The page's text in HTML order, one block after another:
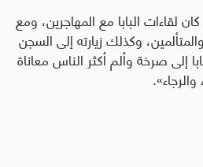
لقاءات البابا مع المهاجرين، ومع
وكذلك زيارته إلى السجن
إلى صرخة وألم أكثر الناس معاناة